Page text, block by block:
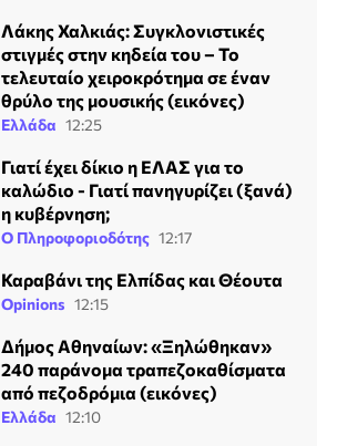
Λάκης Χαλκιάς: Συγκλονιστικές
στιγμές στην κηδεία του – Το
τελευταίο χειροκρότημα σε έναν
θρύλο της μουσικής (εικόνες)
Ελλάδα 12:25
Γιατί έχει δίκιο η ΕΛΑΣ για το
καλώδιο - Γιατί πανηγυρίζει (ξανά)
η κυβέρνηση;
Ο Πληροφοριοδότης 12:17
Καραβάνι της Ελπίδας και Θέουτα
Opinions 12:15
Δήμος Αθηναίων: «Ξηλώθηκαν»
240 παράνομα τραπεζοκαθίσματα
από πεζοδρόμια (εικόνες)
Ελλάδα 12:10